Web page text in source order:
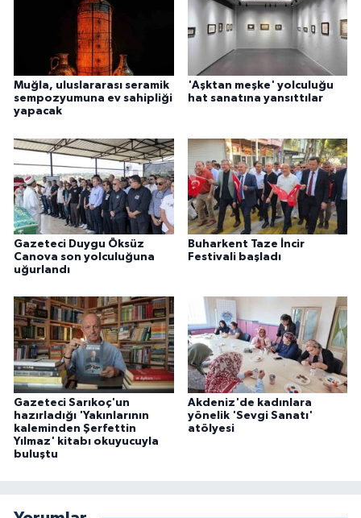
Muğla, uluslararası seramik
sempozyumuna ev sahipliği
yapacak
'Aşktan meşke' yolculuğu
hat sanatına yansıttılar
Gazeteci Duygu Öksüz
Canova son yolculuğuna
uğurlandı
Buharkent Taze İncir
Festivali başladı
Gazeteci Sarıkoç'un
hazırladığı 'Yakınlarının
kaleminden Şerfettin
Yılmaz' kitabı okuyucuyla
buluştu
Akdeniz'de kadınlara
yönelik 'Sevgi Sanatı'
atölyesi